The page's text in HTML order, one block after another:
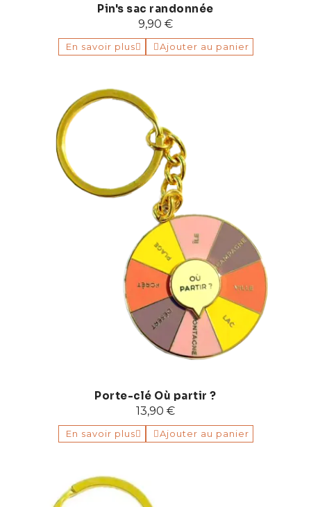
Pin's sac randonnée
9,90 €
En savoir plus Ajouter au panier
Porte-clé Où partir ?
13,90 €
En savoir plus Ajouter au panier